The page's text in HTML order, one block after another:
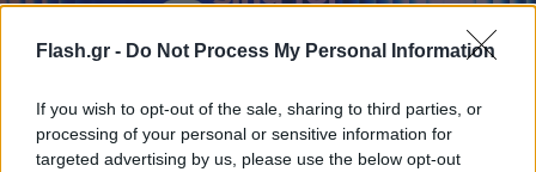
Flash.gr - Do Not Process My Personal Information
If you wish to opt-out of the sale, sharing to third parties, or
processing of your personal or sensitive information for
targeted advertising by us, please use the below opt-out